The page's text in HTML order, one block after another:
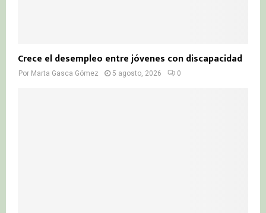
Crece el desempleo entre jóvenes con discapacidad
Por Marta Gasca Gómez 5 agosto, 2026 0